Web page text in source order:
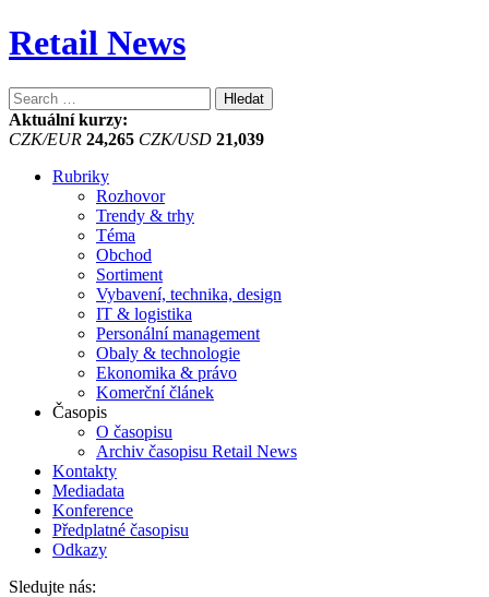
Retail News
Vyhledávání
Aktuální kurzy:
CZK/EUR 24,265 CZK/USD 21,039
Rubriky
Rozhovor
Trendy & trhy
Téma
Obchod
Sortiment
Vybavení, technika, design
IT & logistika
Personální management
Obaly & technologie
Ekonomika & právo
Komerční článek
Časopis
O časopisu
Archiv časopisu Retail News
Kontakty
Mediadata
Konference
Předplatné časopisu
Odkazy
Sledujte nás: